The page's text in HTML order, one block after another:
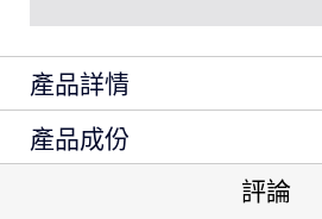
產品詳情
經典眼妝，每次都完美。
經典配色，輕鬆上妝；超柔滑、高
產品成份
Ingredients: Mica, Magnesium
Dimethicone, Diisostearyl Malate,
評論